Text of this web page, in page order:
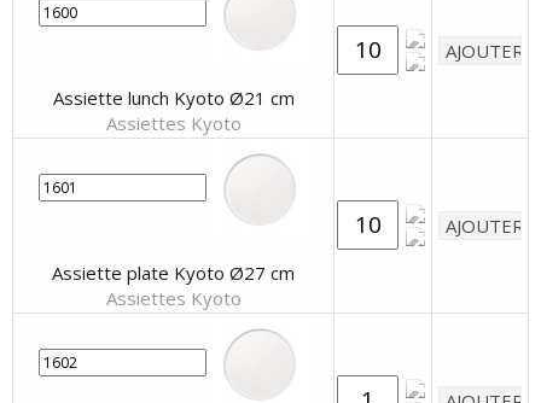
Assiette lunch Kyoto Ø21 cm
Assiettes Kyoto
Assiette plate Kyoto Ø27 cm
Assiettes Kyoto